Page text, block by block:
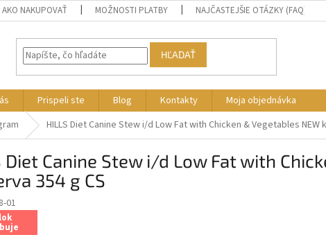
AKO NAKUPOVAŤ MOŽNOSTI PLATBY NAJČASTEJŠIE OTÁZKY (FAQ)
HĽADAŤ
Prispeli ste Blog Kontakty
Moja objednávka
HILLS Diet Canine Stew i/d Low Fat with Chicken & Vegetables NEW
Diet Canine Stew i/d Low Fat with
354 g CS
01